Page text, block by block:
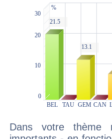
Dans votre thème